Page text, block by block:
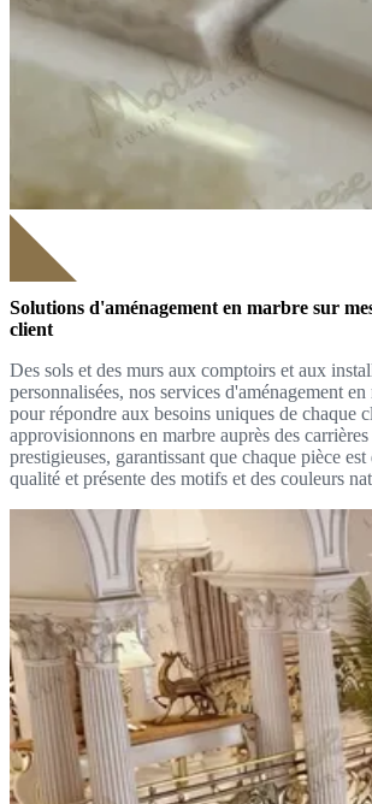
Solutions d'aménagement en marbre sur
client
Des sols et des murs aux comptoirs et aux
personnalisées, nos services d'aménagement
pour répondre aux besoins uniques de chaque
approvisionnons en marbre auprès des
prestigieuses, garantissant que chaque pièce
qualité et présente des motifs et des couleurs